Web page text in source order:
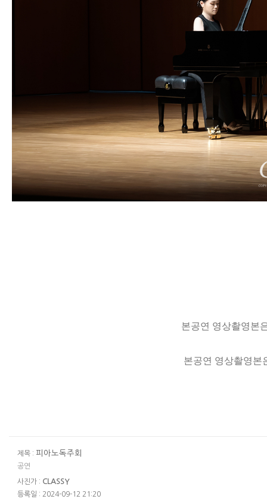
본공연 영상촬영
본공연 영상촬영
제목 : 피아노독주회
공연
사진가 : CLASSY
등록일 : 2024-09-12 21:20